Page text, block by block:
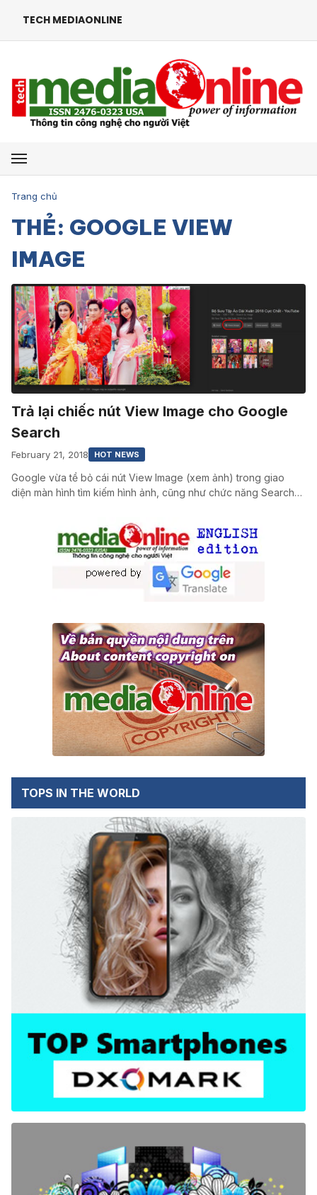
TECH MEDIAONLINE
Mở menu
Trang chủ
THẺ: GOOGLE VIEW
IMAGE
Trả lại chiếc nút View Image cho Google
Search
February 21, 2018 HOT NEWS
Google vừa tề bỏ cái nút View Image (xem ảnh) trong giao
diện màn hình tìm kiếm hình ảnh, cũng như chức năng Search…
TOPS IN THE WORLD